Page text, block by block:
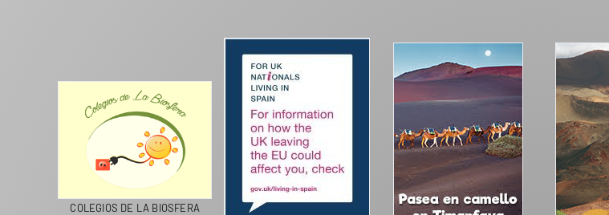
COLEGIOS DE LA BIOSFERA